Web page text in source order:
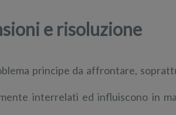
e risoluzione
principe da affrontare,
interrelati ed influiscono in